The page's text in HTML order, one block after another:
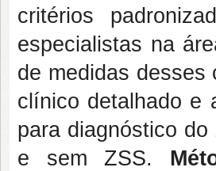
critérios
especialistas na
de medidas
clínico detalhado e
para diagnóstico
e sem ZSS.